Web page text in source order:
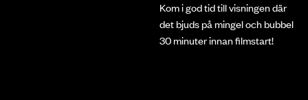
Kom i god tid till visningen där
det bjuds på mingel och bubbel
30 minuter innan filmstart!